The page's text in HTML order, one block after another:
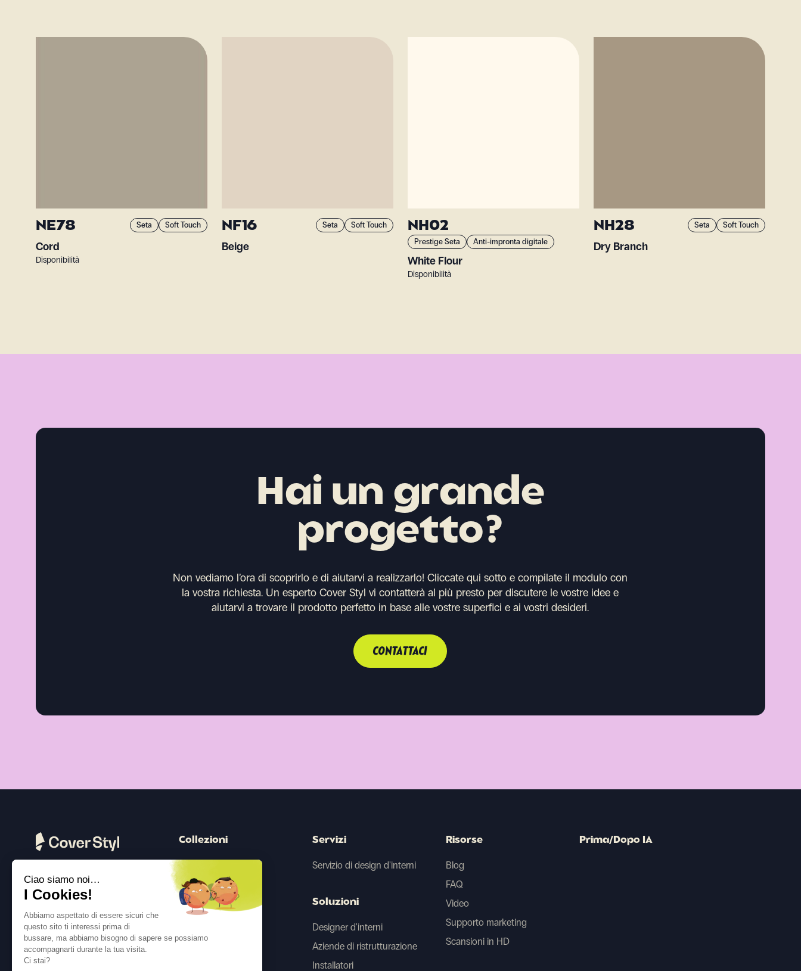
NE78 Seta Soft Touch
Cord
Disponibilità
NF16 Seta Soft Touch
Beige
NH02
Prestige Seta Anti-impronta digitale
White Flour
Disponibilità
NH28 Seta Soft Touch
Dry Branch
Hai un grande
progetto?
Non vediamo l’ora di scoprirlo e di aiutarvi a realizzarlo! Cliccate qui sotto e compilate il modulo con
la vostra richiesta. Un esperto Cover Styl vi contatterà al più presto per discutere le vostre idee e
aiutarvi a trovare il prodotto perfetto in base alle vostre superfici e ai vostri desideri.
CONTATTACI
Seguici
Collezioni
Legno
Pietra
Colore
Metallico
Servizi
Servizio di design d'interni
Soluzioni
Designer d'interni
Aziende di ristrutturazione
Installatori
Risorse
Blog
FAQ
Video
Supporto marketing
Scansioni in HD
Prima/Dopo IA
Ciao siamo noi…
I Cookies!
Abbiamo aspettato di essere sicuri che
questo sito ti interessi prima di
bussare, ma abbiamo bisogno di sapere se possiamo
accompagnarti durante la tua visita.
Ci stai?